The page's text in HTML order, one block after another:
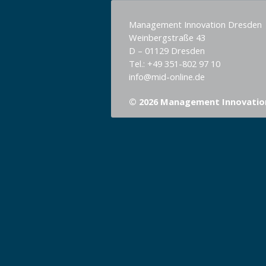
Management Innovation Dresden
Weinbergstraße 43
D – 01129 Dresden
Tel.: +49 351-802 97 10
info@mid-online.de
© 2026 Management